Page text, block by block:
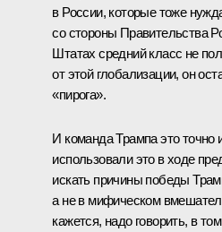
в России, которые тоже
со стороны Правительства
Штатах средний класс не
от этой глобализации, он
«пирога».
И команда Трампа это точно
использовали это в ходе
искать причины победы
а не в мифическом
кажется, надо говорить, в